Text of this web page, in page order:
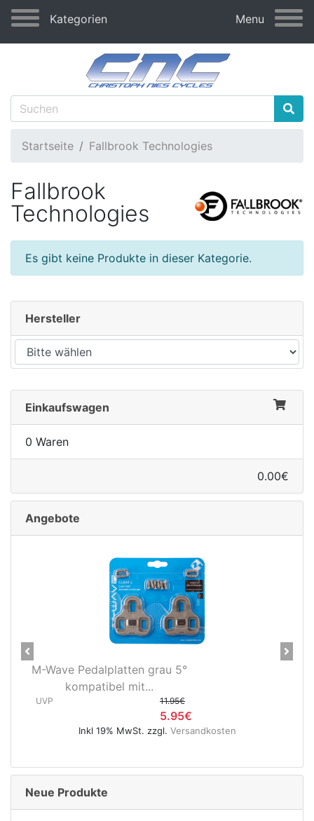
Kategorien Menu
Startseite Fallbrook Technologies
Fallbrook
Technologies
Es gibt keine Produkte in dieser Kategorie.
Hersteller
Einkaufswagen
0 Waren
0.00€
Angebote
M-Wave Pedalplatten grau 5°
kompatibel mit...
UVP 11.95€
5.95€
Inkl 19% MwSt. zzgl. Versandkosten
Previous Next
Neue Produkte